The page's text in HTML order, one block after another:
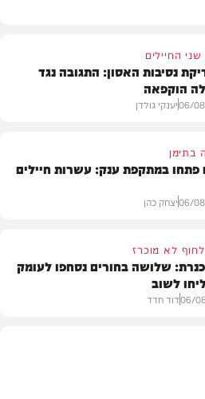
החיילים
נסיבות האסון: התגובה נגד
הוקפאה
06/יענקי גולדן
בתימן
פתחו במתקפת ענק: עשרות חיילים
06/יצחק כהן
לא מוכרז
שלושה בחורים נסחפו לעומק
לשוב
06/דוד חדד